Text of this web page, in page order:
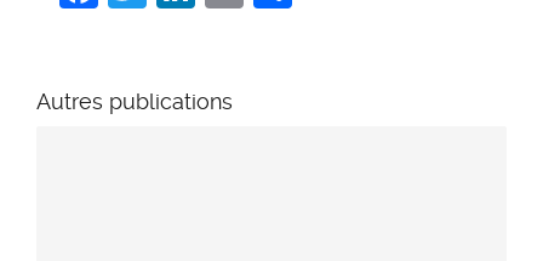
Autres publications